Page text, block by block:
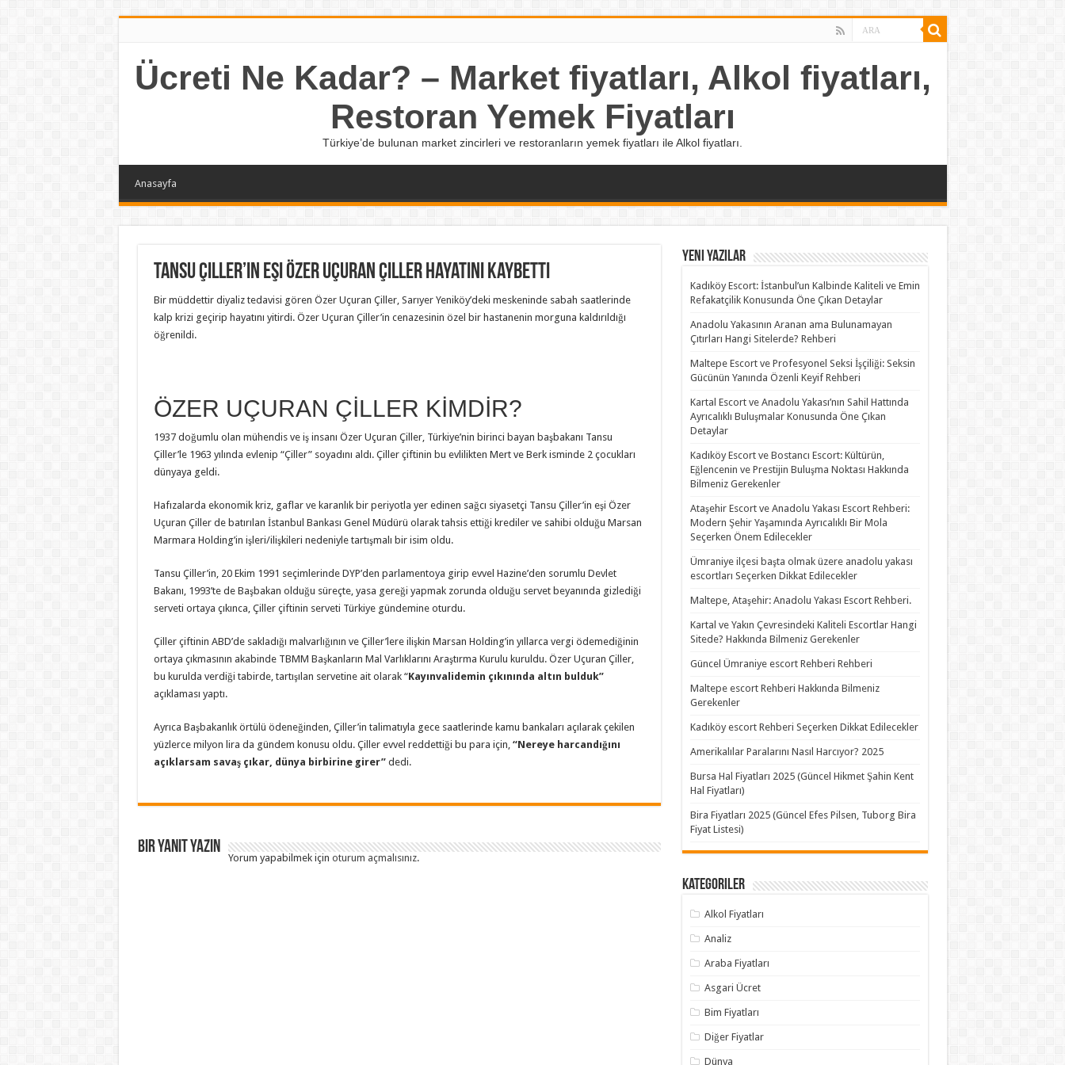
Ücreti Ne Kadar? – Market fiyatları, Alkol fiyatları,
Restoran Yemek Fiyatları
Türkiye’de bulunan market zincirleri ve restoranların yemek fiyatları ile Alkol fiyatları.
Anasayfa
Tansu Çiller’in eşi Özer Uçuran Çiller hayatını kaybetti
Bir müddettir diyaliz tedavisi gören Özer Uçuran Çiller, Sarıyer Yeniköy’deki meskeninde sabah saatlerinde
kalp krizi geçirip hayatını yitirdi. Özer Uçuran Çiller’in cenazesinin özel bir hastanenin morguna kaldırıldığı
öğrenildi.
ÖZER UÇURAN ÇİLLER KİMDİR?
1937 doğumlu olan mühendis ve iş insanı Özer Uçuran Çiller, Türkiye’nin birinci bayan başbakanı Tansu
Çiller’le 1963 yılında evlenip “Çiller” soyadını aldı. Çiller çiftinin bu evlilikten Mert ve Berk isminde 2 çocukları
dünyaya geldi.
Hafızalarda ekonomik kriz, gaflar ve karanlık bir periyotla yer edinen sağcı siyasetçi Tansu Çiller’in eşi Özer
Uçuran Çiller de batırılan İstanbul Bankası Genel Müdürü olarak tahsis ettiği krediler ve sahibi olduğu Marsan
Marmara Holding’in işleri/ilişkileri nedeniyle tartışmalı bir isim oldu.
Tansu Çiller’in, 20 Ekim 1991 seçimlerinde DYP’den parlamentoya girip evvel Hazine’den sorumlu Devlet
Bakanı, 1993’te de Başbakan olduğu süreçte, yasa gereği yapmak zorunda olduğu servet beyanında gizlediği
serveti ortaya çıkınca, Çiller çiftinin serveti Türkiye gündemine oturdu.
Çiller çiftinin ABD’de sakladığı malvarlığının ve Çiller’lere ilişkin Marsan Holding’in yıllarca vergi ödemediğinin
ortaya çıkmasının akabinde TBMM Başkanların Mal Varlıklarını Araştırma Kurulu kuruldu. Özer Uçuran Çiller,
bu kurulda verdiği tabirde, tartışılan servetine ait olarak “Kayınvalidemin çıkınında altın bulduk”
açıklaması yaptı.
Ayrıca Başbakanlık örtülü ödeneğinden, Çiller’in talimatıyla gece saatlerinde kamu bankaları açılarak çekilen
yüzlerce milyon lira da gündem konusu oldu. Çiller evvel reddettiği bu para için, “Nereye harcandığını
açıklarsam savaş çıkar, dünya birbirine girer”dedi.
Bir yanıt yazın
Yorum yapabilmek için oturum açmalısınız.
Yeni Yazılar
Kadıköy Escort: İstanbul’un Kalbinde Kaliteli ve Emin
Refakatçilik Konusunda Öne Çıkan Detaylar
Anadolu Yakasının Aranan ama Bulunamayan
Çıtırları Hangi Sitelerde? Rehberi
Maltepe Escort ve Profesyonel Seksi İşçiliği: Seksin
Gücünün Yanında Özenli Keyif Rehberi
Kartal Escort ve Anadolu Yakası’nın Sahil Hattında
Ayrıcalıklı Buluşmalar Konusunda Öne Çıkan
Detaylar
Kadıköy Escort ve Bostancı Escort: Kültürün,
Eğlencenin ve Prestijin Buluşma Noktası Hakkında
Bilmeniz Gerekenler
Ataşehir Escort ve Anadolu Yakası Escort Rehberi:
Modern Şehir Yaşamında Ayrıcalıklı Bir Mola
Seçerken Önem Edilecekler
Ümraniye ilçesi başta olmak üzere anadolu yakası
escortları Seçerken Dikkat Edilecekler
Maltepe, Ataşehir: Anadolu Yakası Escort Rehberi.
Kartal ve Yakın Çevresindeki Kaliteli Escortlar Hangi
Sitede? Hakkında Bilmeniz Gerekenler
Güncel Ümraniye escort Rehberi Rehberi
Maltepe escort Rehberi Hakkında Bilmeniz
Gerekenler
Kadıköy escort Rehberi Seçerken Dikkat Edilecekler
Amerikalılar Paralarını Nasıl Harcıyor? 2025
Bursa Hal Fiyatları 2025 (Güncel Hikmet Şahin Kent
Hal Fiyatları)
Bira Fiyatları 2025 (Güncel Efes Pilsen, Tuborg Bira
Fiyat Listesi)
Kategoriler
Alkol Fiyatları
Analiz
Araba Fiyatları
Asgari Ücret
Bim Fiyatları
Diğer Fiyatlar
Dünya